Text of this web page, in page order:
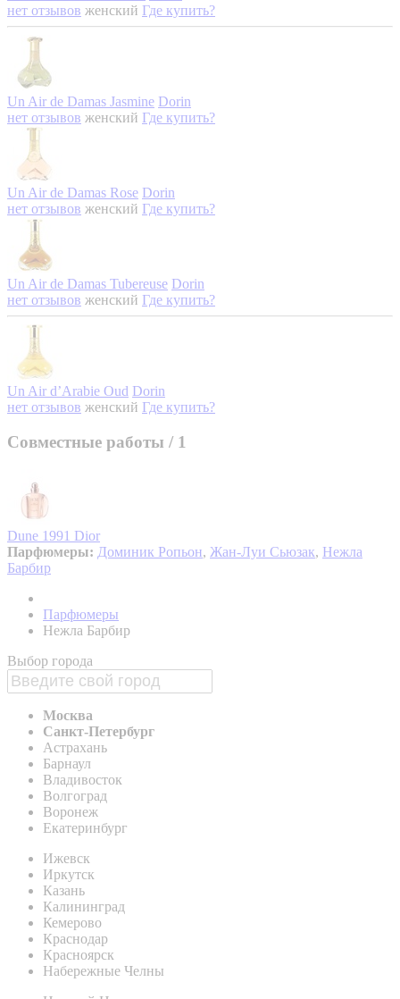
нет отзывов женский Где купить?
Un Air de Damas Jasmine Dorin
нет отзывов женский Где купить?
Un Air de Damas Rose Dorin
нет отзывов женский Где купить?
Un Air de Damas Tubereuse Dorin
нет отзывов женский Где купить?
Un Air d’Arabie Oud Dorin
нет отзывов женский Где купить?
Совместные работы / 1
Dune 1991 Dior
Парфюмеры: Доминик Ропьон, Жан-Луи Сьюзак, Нежла
Барбир
Парфюмеры
Нежла Барбир
Выбор города
Москва
Санкт-Петербург
Астрахань
Барнаул
Владивосток
Волгоград
Воронеж
Екатеринбург
Ижевск
Иркутск
Казань
Калининград
Кемерово
Краснодар
Красноярск
Набережные Челны